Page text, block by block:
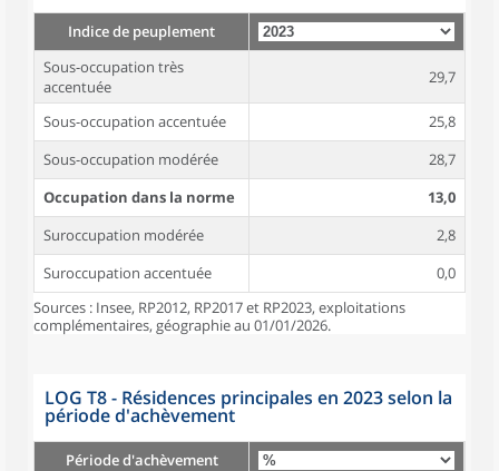
Indice de peuplement
Sous-occupation très
accentuée
29,7
Sous-occupation accentuée
25,8
Sous-occupation modérée
28,7
Occupation dans la norme
13,0
Suroccupation modérée
2,8
Suroccupation accentuée
0,0
Sources : Insee, RP2012, RP2017 et RP2023, exploitations
complémentaires, géographie au 01/01/2026.
LOG T8 - Résidences principales en 2023 selon la
période d'achèvement
Période d'achèvement